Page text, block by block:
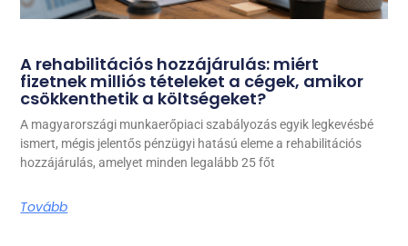
A rehabilitációs hozzájárulás: miért
fizetnek milliós tételeket a cégek, amikor
csökkenthetik a költségeket?
A magyarországi munkaerőpiaci szabályozás egyik legkevésbé
ismert, mégis jelentős pénzügyi hatású eleme a rehabilitációs
hozzájárulás, amelyet minden legalább 25 főt
Tovább